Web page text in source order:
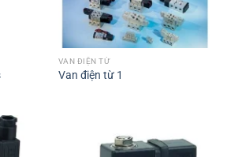
VAN ĐIỆN TỪ
Van điện từ 1